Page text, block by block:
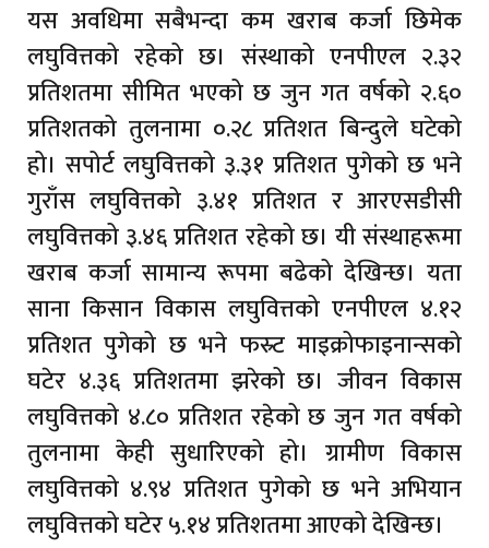
यस अवधिमा सबैभन्दा कम खराब कर्जा छिमेक
लघुवित्तको रहेको छ। संस्थाको एनपीएल २.३२
प्रतिशतमा सीमित भएको छ जुन गत वर्षको २.६०
प्रतिशतको तुलनामा ०.२८ प्रतिशत बिन्दुले घटेको
हो। सपोर्ट लघुवित्तको ३.३१ प्रतिशत पुगेको छ भने
गुराँस लघुवित्तको ३.४१ प्रतिशत र आरएसडीसी
लघुवित्तको ३.४६ प्रतिशत रहेको छ। यी संस्थाहरूमा
खराब कर्जा सामान्य रूपमा बढेको देखिन्छ। यता
साना किसान विकास लघुवित्तको एनपीएल ४.१२
प्रतिशत पुगेको छ भने फस्र्ट माइक्रोफाइनान्सको
घटेर ४.३६ प्रतिशतमा झरेको छ। जीवन विकास
लघुवित्तको ४.८० प्रतिशत रहेको छ जुन गत वर्षको
तुलनामा केही सुधारिएको हो। ग्रामीण विकास
लघुवित्तको ४.९४ प्रतिशत पुगेको छ भने अभियान
लघुवित्तको घटेर ५.१४ प्रतिशतमा आएको देखिन्छ।